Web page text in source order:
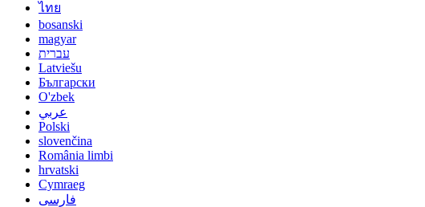
ไทย
bosanski
magyar
עברית
Latviešu
Български
O'zbek
عربي
Polski
slovenčina
România limbi
hrvatski
Cymraeg
فارسی